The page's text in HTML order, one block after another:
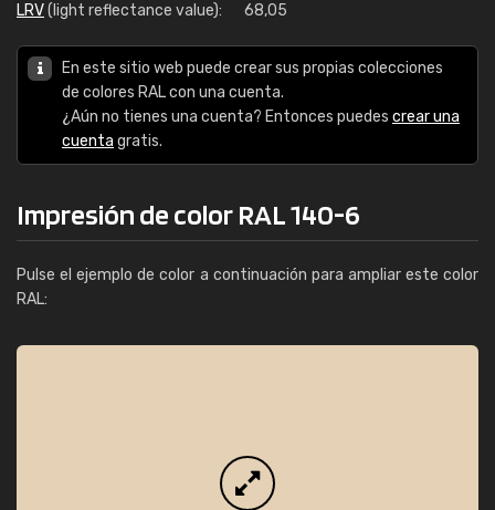
LRV(light reflectance value): 68,05
En este sitio web puede crear sus propias colecciones
de colores RAL con una cuenta.
¿Aún no tienes una cuenta? Entonces puedes crear una
cuenta gratis.
Impresión de color RAL 140-6
Pulse el ejemplo de color a continuación para ampliar este color
RAL: